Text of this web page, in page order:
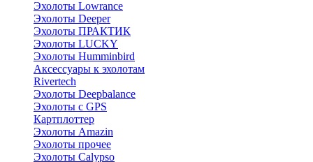
Эхолоты Lowrance
Эхолоты Deeper
Эхолоты ПРАКТИК
Эхолоты LUCKY
Эхолоты Humminbird
Аксессуары к эхолотам
Rivertech
Эхолоты Deepbalance
Эхолоты с GPS
Картплоттер
Эхолоты Amazin
Эхолоты прочее
Эхолоты Calypso